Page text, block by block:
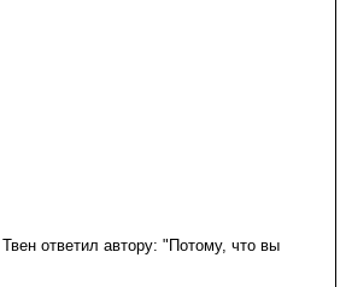
ответил автору: "Потому, что вы